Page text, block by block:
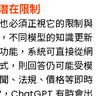
在限制
必須正視它的限制與
不同模型的知識更新
能，系統可直接從網
，則回答仍可能受模
、法規、價格等即時